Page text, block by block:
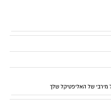
מירבי של האליפטיקל שלך